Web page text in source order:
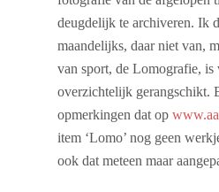
deugdelijk te archiveren. Ik
maandelijks, daar niet van,
van sport, de Lomografie,
overzichtelijk gerangschikt.
opmerkingen dat op
item ‘Lomo’ nog geen
ook dat meteen maar